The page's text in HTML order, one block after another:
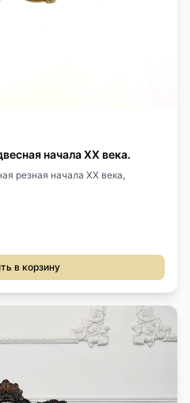
начала ХХ века.
резная начала ХХ века,
в корзину